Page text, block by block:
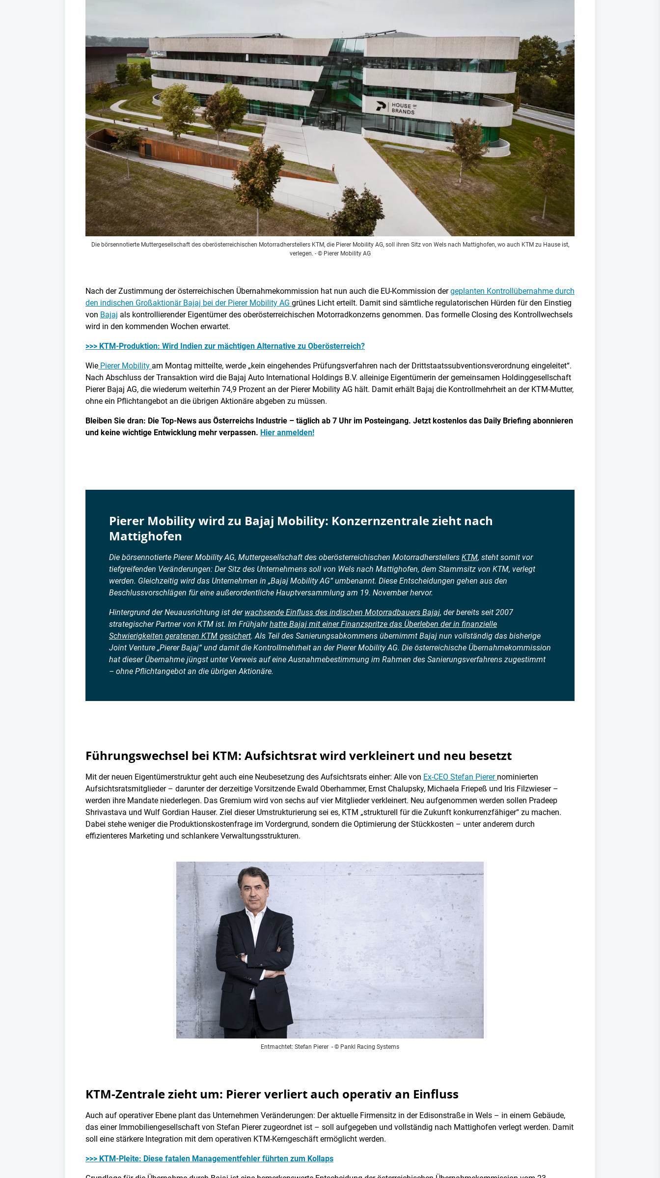
Die börsennotierte Muttergesellschaft des oberösterreichischen Motorradherstellers KTM, die Pierer Mobility AG, soll ihren Sitz von Wels nach Mattighofen, wo auch KTM zu Hause ist,
verlegen. - © Pierer Mobility AG
Nach der Zustimmung der österreichischen Übernahmekommission hat nun auch die EU-Kommission dergeplanten Kontrollübernahme durch
den indischen Großaktionär Bajaj bei der Pierer Mobility AG grünes Licht erteilt. Damit sind sämtliche regulatorischen Hürden für den Einstieg
von Bajaj als kontrollierender Eigentümer des oberösterreichischen Motorradkonzerns genommen. Das formelle Closing des Kontrollwechsels
wird in den kommenden Wochen erwartet.
>>> KTM-Produktion: Wird Indien zur mächtigen Alternative zu Oberösterreich?
Wie Pierer Mobility am Montag mitteilte, werde „kein eingehendes Prüfungsverfahren nach der Drittstaatssubventionsverordnung eingeleitet“.
Nach Abschluss der Transaktion wird die Bajaj Auto International Holdings B.V. alleinige Eigentümerin der gemeinsamen Holdinggesellschaft
Pierer Bajaj AG, die wiederum weiterhin 74,9 Prozent an der Pierer Mobility AG hält. Damit erhält Bajaj die Kontrollmehrheit an der KTM-Mutter,
ohne ein Pflichtangebot an die übrigen Aktionäre abgeben zu müssen.
Bleiben Sie dran: Die Top-News aus Österreichs Industrie – täglich ab 7 Uhr im Posteingang. Jetzt kostenlos das Daily Briefing abonnieren
und keine wichtige Entwicklung mehr verpassen. Hier anmelden!
Pierer Mobility wird zu Bajaj Mobility: Konzernzentrale zieht nach
Mattighofen
Die börsennotierte Pierer Mobility AG, Muttergesellschaft des oberösterreichischen Motorradherstellers KTM, steht somit vor
tiefgreifenden Veränderungen: Der Sitz des Unternehmens soll von Wels nach Mattighofen, dem Stammsitz von KTM, verlegt
werden. Gleichzeitig wird das Unternehmen in „Bajaj Mobility AG“ umbenannt. Diese Entscheidungen gehen aus den
Beschlussvorschlägen für eine außerordentliche Hauptversammlung am 19. November hervor.
Hintergrund der Neuausrichtung ist der wachsende Einfluss des indischen Motorradbauers Bajaj, der bereits seit 2007
strategischer Partner von KTM ist. Im Frühjahrhatte Bajaj mit einer Finanzspritze das Überleben der in finanzielle
Schwierigkeiten geratenen KTM gesichert. Als Teil des Sanierungsabkommens übernimmt Bajaj nun vollständig das bisherige
Joint Venture „Pierer Bajaj“ und damit die Kontrollmehrheit an der Pierer Mobility AG. Die österreichische Übernahmekommission
hat dieser Übernahme jüngst unter Verweis auf eine Ausnahmebestimmung im Rahmen des Sanierungsverfahrens zugestimmt
– ohne Pflichtangebot an die übrigen Aktionäre.
Führungswechsel bei KTM: Aufsichtsrat wird verkleinert und neu besetzt
Mit der neuen Eigentümerstruktur geht auch eine Neubesetzung des Aufsichtsrats einher: Alle von Ex-CEO Stefan Pierer nominierten
Aufsichtsratsmitglieder – darunter der derzeitige Vorsitzende Ewald Oberhammer, Ernst Chalupsky, Michaela Friepeß und Iris Filzwieser –
werden ihre Mandate niederlegen. Das Gremium wird von sechs auf vier Mitglieder verkleinert. Neu aufgenommen werden sollen Pradeep
Shrivastava und Wulf Gordian Hauser. Ziel dieser Umstrukturierung sei es, KTM „strukturell für die Zukunft konkurrenzfähiger“ zu machen.
Dabei stehe weniger die Produktionskostenfrage im Vordergrund, sondern die Optimierung der Stückkosten – unter anderem durch
effizienteres Marketing und schlankere Verwaltungsstrukturen.
Entmachtet: Stefan Pierer - © Pankl Racing Systems
KTM-Zentrale zieht um: Pierer verliert auch operativ an Einfluss
Auch auf operativer Ebene plant das Unternehmen Veränderungen: Der aktuelle Firmensitz in der Edisonstraße in Wels – in einem Gebäude,
das einer Immobiliengesellschaft von Stefan Pierer zugeordnet ist – soll aufgegeben und vollständig nach Mattighofen verlegt werden. Damit
soll eine stärkere Integration mit dem operativen KTM-Kerngeschäft ermöglicht werden.
>>> KTM-Pleite: Diese fatalen Managementfehler führten zum Kollaps